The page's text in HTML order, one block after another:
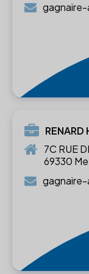
7C RUE
69330